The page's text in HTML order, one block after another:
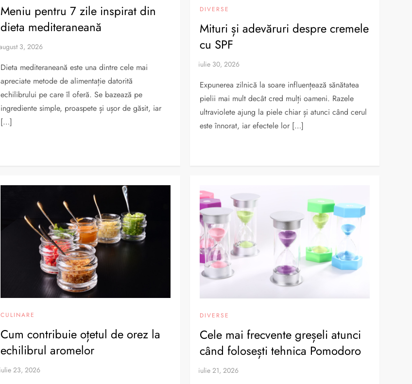
Meniu pentru 7 zile inspirat din
dieta mediteraneană
Dieta mediteraneană este una dintre cele mai
apreciate metode de alimentație datorită
echilibrului pe care îl oferă. Se bazează pe
ingrediente simple, proaspete și ușor de găsit, iar
[…]
DIVERSE
Mituri și adevăruri despre cremele
cu SPF
Expunerea zilnică la soare influențează sănătatea
pielii mai mult decât cred mulți oameni. Razele
ultraviolete ajung la piele chiar și atunci când cerul
este înnorat, iar efectele lor […]
CULINARE
Cum contribuie oțetul de orez la
echilibrul aromelor
DIVERSE
Cele mai frecvente greșeli atunci
când folosești tehnica Pomodoro